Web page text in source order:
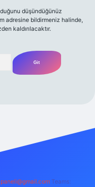
düşündüğünüz
adresine bildirmeniz halinde,
kaldırılacaktır.
Teams: